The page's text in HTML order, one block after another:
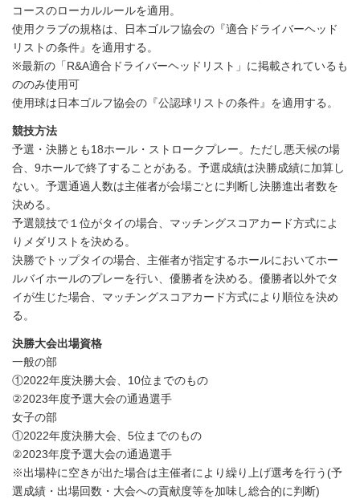
コースのローカルルールを適用。
使用クラブの規格は、日本ゴルフ協会の『適合ドライバーヘッド
リストの条件』を適用する。
※最新の「R&A適合ドライバーヘッドリスト」に掲載されているも
ののみ使用可
使用球は日本ゴルフ協会の『公認球リストの条件』を適用する。
競技方法
予選・決勝とも18ホール・ストロークプレー。ただし悪天候の場
合、9ホールで終了することがある。予選成績は決勝成績に加算し
ない。予選通過人数は主催者が会場ごとに判断し決勝進出者数を
決める。
予選競技で１位がタイの場合、マッチングスコアカード方式によ
りメダリストを決める。
決勝でトップタイの場合、主催者が指定するホールにおいてホー
ルバイホールのプレーを行い、優勝者を決める。優勝者以外でタ
イが生じた場合、マッチングスコアカード方式により順位を決め
る。
決勝大会出場資格
一般の部
①2022年度決勝大会、10位までのもの
②2023年度予選大会の通過選手
女子の部
①2022年度決勝大会、5位までのもの
②2023年度予選大会の通過選手
※出場枠に空きが出た場合は主催者により繰り上げ選考を行う(予
選成績・出場回数・大会への貢献度等を加味し総合的に判断)